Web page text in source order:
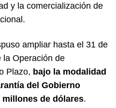
y la comercialización de
ampliar hasta el 31 de
la Operación de
Plazo, bajo la modalidad
del Gobierno
de dólares.